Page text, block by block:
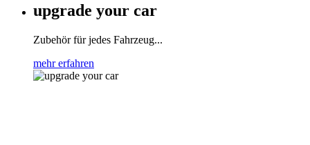
upgrade your car
Zubehör für jedes Fahrzeug...
mehr erfahren